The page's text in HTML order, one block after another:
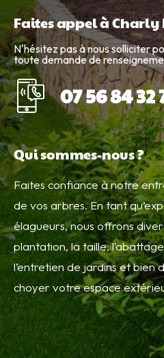
Faites appel à Charly
N'hésitez pas à nous solliciter
toute demande de
07 56 84 32
Qui sommes-nous ?
Faites confiance à notre
de vos arbres. En tant
élagueurs, nous offrons
plantation, la taille,
l’entretien de jardins et bien
choyer votre espace